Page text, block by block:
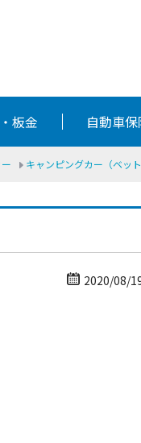
板金 自動車保
キャンピングカー（ベッ
2020/08/